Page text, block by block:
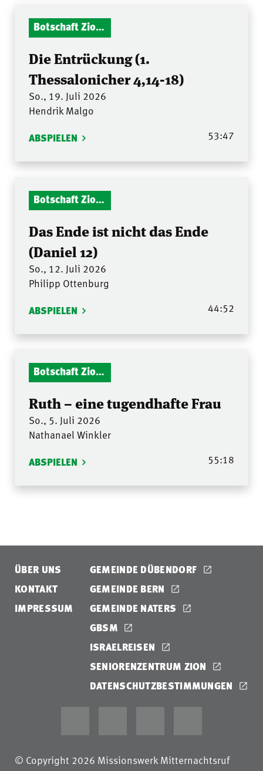
Botschaft Zionshalle
Die Entrückung (1.
Thessalonicher 4,14-18)
So., 19. Juli 2026
Hendrik Malgo
ABSPIELEN 53:47
Botschaft Zionshalle
Das Ende ist nicht das Ende
(Daniel 12)
So., 12. Juli 2026
Philipp Ottenburg
ABSPIELEN 44:52
Botschaft Zionshalle
Ruth – eine tugendhafte Frau
So., 5. Juli 2026
Nathanael Winkler
ABSPIELEN 55:18
ÜBER UNS
KONTAKT
IMPRESSUM
GEMEINDE DÜBENDORF
GEMEINDE BERN
GEMEINDE NATERS
GBSM
ISRAELREISEN
SENIORENZENTRUM ZION
DATENSCHUTZBESTIMMUNGEN
© Copyright 2026 Missionswerk Mitternachtsruf